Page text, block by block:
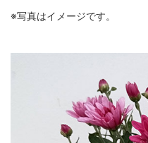
※写真はイメージです。